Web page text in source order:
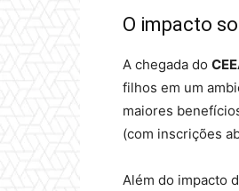
O impacto
A chegada do
filhos em um
maiores
(com inscrições
Além do impacto